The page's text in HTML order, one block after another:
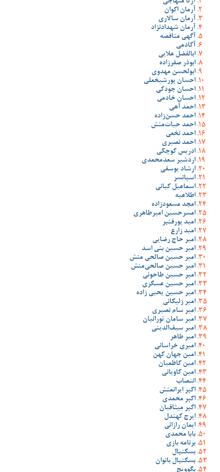
آرتا منهاجی
آرمان اکوان
آرمان سالاری
آرمان شهدادنژاد
آگهی مناقصه
آکادمی
ابالفضل علایی
ابوذر صفرزاده
ابولحسن مهدوی
احسان پورشیخعلی
احسان جودکی
احسان خادمی
احمد آهی
احمد حسن‌زاده
احمد حیات‌منش
احمد نخعی
احمد نصیری
ادریس کوچکی
اردشیر سعدمحمدی
ارشاد یوسفی
اسپانسر
اسماعیل کیانی
اطلاعیه
امجد مسعودزاده
امسرحسین امیرطاهری
امید پورقنبر
امید زارع
امیر حاج رضایی
امیر حسین بنی اسد
امیر حسین صالحی منش
امیر حسین صالحی‌منش
امیر حسین طاحونی
امیر حسین عسگری
امیر حسین یحیی زاده
امیر زلیکانی
امیر سام نصیری
امیر سامان تورانیان
امیر سیف‌الدینی
امیر طاهر
امیری خراسانی
امین جهان کهن
امین کاظمیان
امین کاویانی
انتصاب
اکبر ایرانمنش
اکبر محمدی
اکبر میثاقیان
ایرج کهندل
ایمان رازانی
بابا محمدی
برنامه بازی
بسکتبال
بسکتبال بانوان
بگوویچ